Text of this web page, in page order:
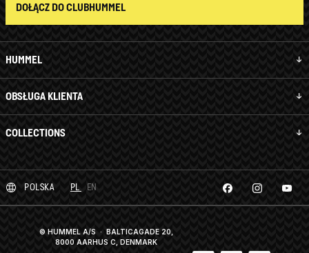
HUMMEL
OBSŁUGA KLIENTA
COLLECTIONS
DOŁĄCZ DO CLUBHUMMEL
POLSKA PL EN
© HUMMEL A/S · BALTICAGADE 20,
8000 AARHUS C, DENMARK